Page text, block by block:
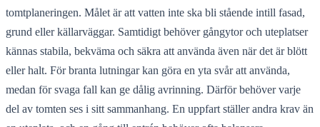
tomtplaneringen. Målet är att vatten inte ska bli stående intill fasad,
grund eller källarväggar. Samtidigt behöver gångytor och uteplatser
kännas stabila, bekväma och säkra att använda även när det är blött
eller halt. För branta lutningar kan göra en yta svår att använda,
medan för svaga fall kan ge dålig avrinning. Därför behöver varje
del av tomten ses i sitt sammanhang. En uppfart ställer andra krav än